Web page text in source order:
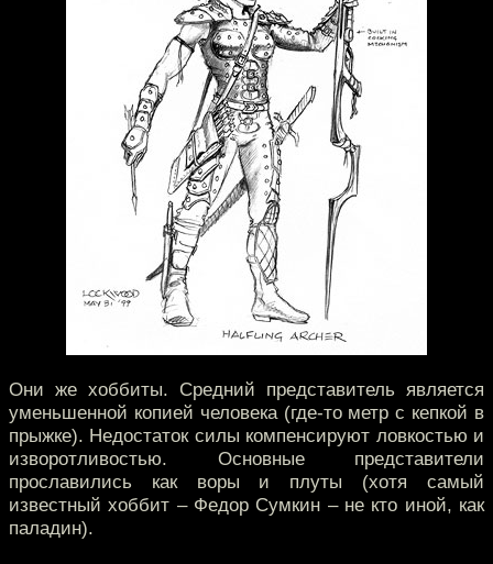
Они же хоббиты. Средний представитель является
уменьшенной копией человека (где-то метр с кепкой в
прыжке). Недостаток силы компенсируют ловкостью и
изворотливостью. Основные представители
прославились как воры и плуты (хотя самый
известный хоббит – Федор Сумкин – не кто иной, как
паладин).